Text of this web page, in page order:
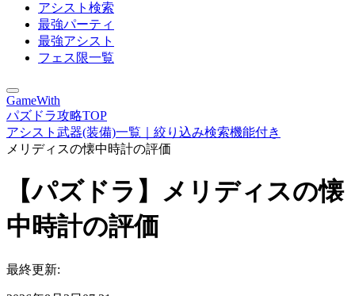
アシスト検索
最強パーティ
最強アシスト
フェス限一覧
GameWith
パズドラ攻略TOP
アシスト武器(装備)一覧｜絞り込み検索機能付き
メリディスの懐中時計の評価
【パズドラ】メリディスの懐
中時計の評価
最終更新: